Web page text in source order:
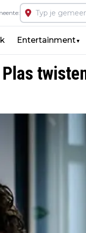
Entertainment▼